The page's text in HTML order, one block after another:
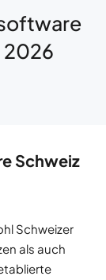
2026
Schweiz
Schweizer
als auch